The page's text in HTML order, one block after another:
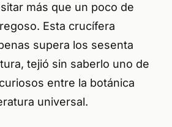
más que un poco de
Esta crucífera
supera los sesenta
tejió sin saberlo uno de
entre la botánica
universal.